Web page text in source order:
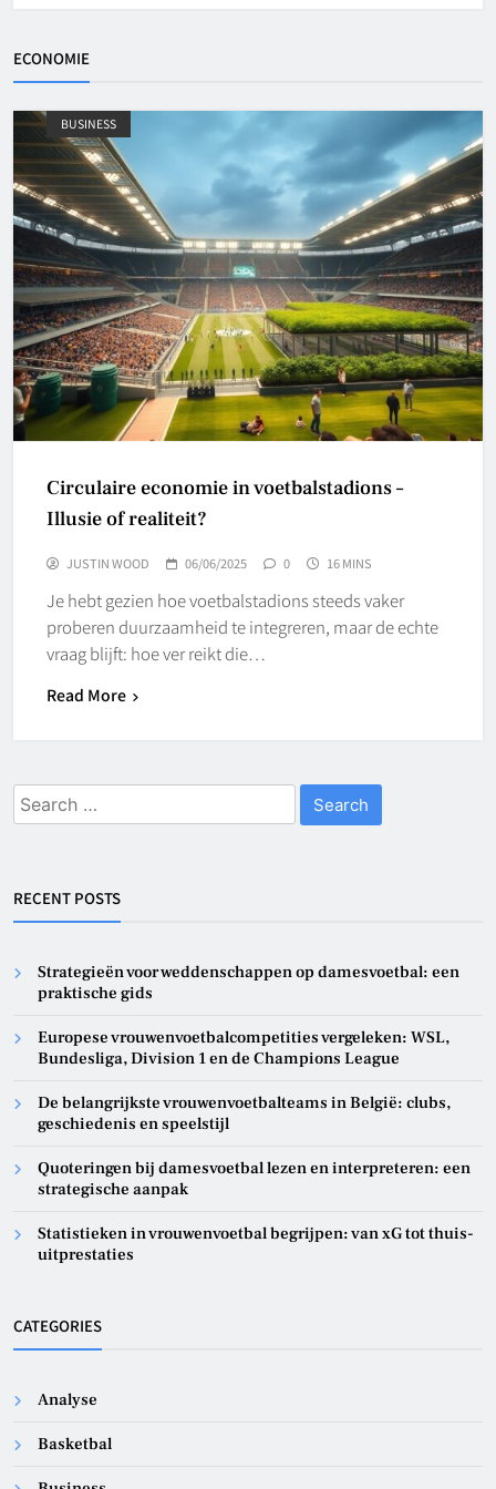
ECONOMIE
BUSINESS
Circulaire economie in voetbalstadions –
Illusie of realiteit?
JUSTIN WOOD 06/06/2025 0 16 MINS
Je hebt gezien hoe voetbalstadions steeds vaker
proberen duurzaamheid te integreren, maar de echte
vraag blijft: hoe ver reikt die…
Read More
Search
for:
RECENT POSTS
Strategieën voor weddenschappen op damesvoetbal: een
praktische gids
Europese vrouwenvoetbalcompetities vergeleken: WSL,
Bundesliga, Division 1 en de Champions League
De belangrijkste vrouwenvoetbalteams in België: clubs,
geschiedenis en speelstijl
Quoteringen bij damesvoetbal lezen en interpreteren: een
strategische aanpak
Statistieken in vrouwenvoetbal begrijpen: van xG tot thuis-
uitprestaties
CATEGORIES
Analyse
Basketbal